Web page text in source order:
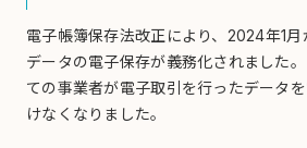
電子帳簿保存法改正により、2024年1
データの電子保存が義務化されました
ての事業者が電子取引を行ったデータ
けなくなりました。